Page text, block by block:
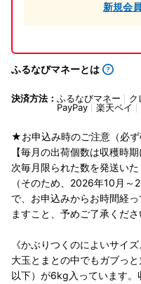
新規会
ふるなびマネーとは
決済方法： ふるなびマネー ク
PayPay
楽天ペイ
★お申込み時のご注意（必ず
【毎月の出荷個数は収穫時
次毎月限られた数を発送いた
（そのため、2026年10月
で、お申込みからお時間経
ますこと、予めご了承くださ
《かぶりつくのによいサイ
大玉とまとの中でもガブっ
以下）が6kg入っています